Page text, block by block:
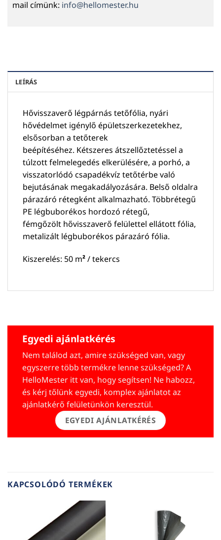
mail címünk: info@hellomester.hu
LEÍRÁS
Hővisszaverő légpárnás tetőfólia, nyári
hővédelmet igénylő épületszerkezetekhez,
elsősorban a tetőterek
beépítéséhez. Kétszeres átszellőztetéssel a
túlzott felmelegedés elkerülésére, a porhó, a
visszatorlódó csapadékvíz tetőtérbe való
bejutásának megakadályozására. Belső oldalra
párazáró rétegként alkalmazható. Többrétegű
PE légbuborékos hordozó rétegű,
fémgőzölt hővisszaverő felülettel ellátott fólia,
metalizált légbuborékos párazáró fólia.
Kiszerelés: 50 m²/ tekercs
Egyedi ajánlatkérés
Nem találod azt, amire szükséged van, vagy
egyszerre több termékre lenne szükséged? A
HelloMester itt van, hogy segítsen! Ne habozz,
és kérj tőlünk egyedi, komplex ajánlatot az
ajánlatkérő felületünkön keresztül.
EGYEDI AJÁNLATKÉRÉS
KAPCSOLÓDÓ TERMÉKEK